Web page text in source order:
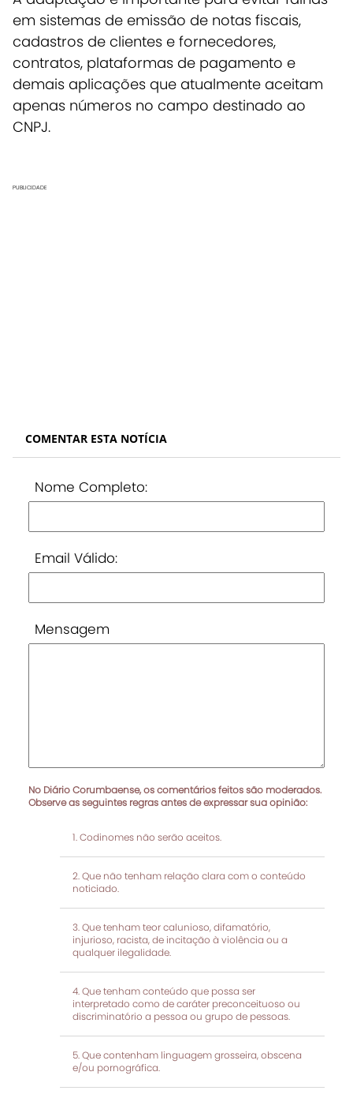
em sistemas de emissão de notas fiscais,
cadastros de clientes e fornecedores,
contratos, plataformas de pagamento e
demais aplicações que atualmente aceitam
apenas números no campo destinado ao
CNPJ.
PUBLICIDADE
COMENTAR ESTA NOTÍCIA
Nome Completo:
Email Válido:
Mensagem
No Diário Corumbaense, os comentários feitos são moderados.
Observe as seguintes regras antes de expressar sua opinião:
Codinomes não serão aceitos.
Que não tenham relação clara com o conteúdo
noticiado.
Que tenham teor calunioso, difamatório,
injurioso, racista, de incitação à violência ou a
qualquer ilegalidade.
Que tenham conteúdo que possa ser
interpretado como de caráter preconceituoso ou
discriminatório a pessoa ou grupo de pessoas.
Que contenham linguagem grosseira, obscena
e/ou pornográfica.